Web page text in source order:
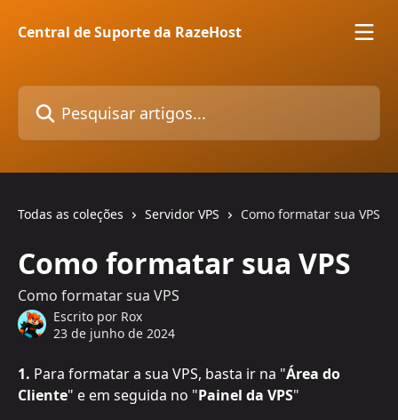
Central de Suporte da RazeHost
Pesquisar artigos...
Todas as coleções Servidor VPS Como formatar sua VPS
Como formatar sua VPS
Como formatar sua VPS
Escrito por Rox
23 de junho de 2024
1. Para formatar a sua VPS, basta ir na "Área do
Cliente" e em seguida no "Painel da VPS"